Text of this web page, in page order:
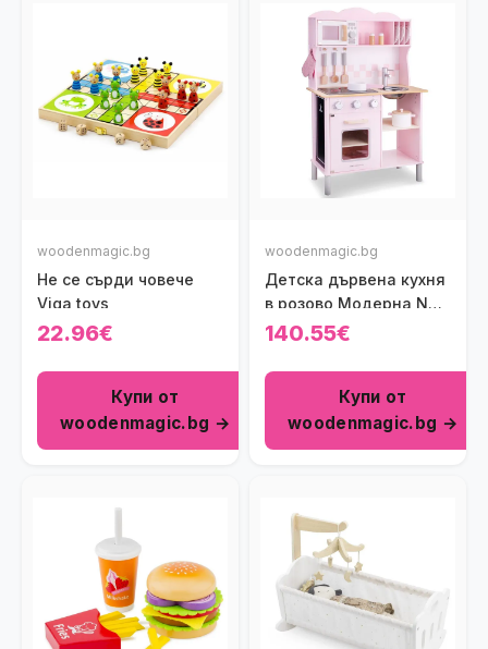
woodenmagic.bg
Не се сърди човече
Viga toys
22.96€
Купи от
woodenmagic.bg →
woodenmagic.bg
Детска дървена кухня
в розово Модерна New
Classic Toys
140.55€
Купи от
woodenmagic.bg →